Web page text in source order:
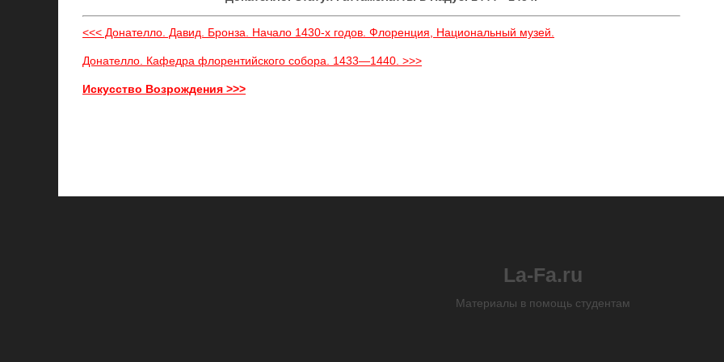
<<< Донателло. Давид. Бронза. Начало 1430-х годов. Флоренция, Национальный музей.
Донателло. Кафедра флорентийского собора. 1433—1440. >>>
Искусство Возрождения >>>
La-Fa.ru
Материалы в помощь студентам